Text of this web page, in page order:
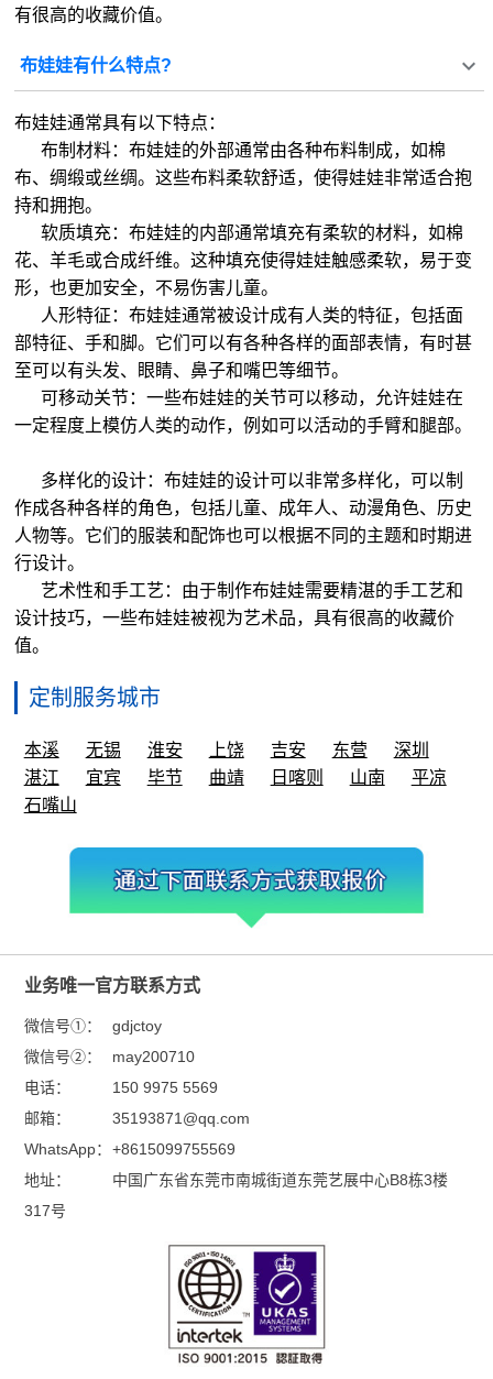
有很高的收藏价值。
布娃娃有什么特点?
布娃娃通常具有以下特点：
布制材料：布娃娃的外部通常由各种布料制成，如棉
布、绸缎或丝绸。这些布料柔软舒适，使得娃娃非常适合抱
持和拥抱。
软质填充：布娃娃的内部通常填充有柔软的材料，如棉
花、羊毛或合成纤维。这种填充使得娃娃触感柔软，易于变
形，也更加安全，不易伤害儿童。
人形特征：布娃娃通常被设计成有人类的特征，包括面
部特征、手和脚。它们可以有各种各样的面部表情，有时甚
至可以有头发、眼睛、鼻子和嘴巴等细节。
可移动关节：一些布娃娃的关节可以移动，允许娃娃在
一定程度上模仿人类的动作，例如可以活动的手臂和腿部。
多样化的设计：布娃娃的设计可以非常多样化，可以制
作成各种各样的角色，包括儿童、成年人、动漫角色、历史
人物等。它们的服装和配饰也可以根据不同的主题和时期进
行设计。
艺术性和手工艺：由于制作布娃娃需要精湛的手工艺和
设计技巧，一些布娃娃被视为艺术品，具有很高的收藏价
值。
定制服务城市
本溪 无锡 淮安 上饶 吉安 东营
深圳
湛江
宜宾 毕节 曲靖 日喀则 山南
平凉
石嘴山
业务唯一官方联系方式
微信号①：
gdjctoy
微信号②：
may200710
电话：
150 9975 5569
邮箱：
35193871@qq.com
WhatsApp： +8615099755569
地址：
中国广东省东莞市南城街道东莞艺展中心B8栋3楼
317号